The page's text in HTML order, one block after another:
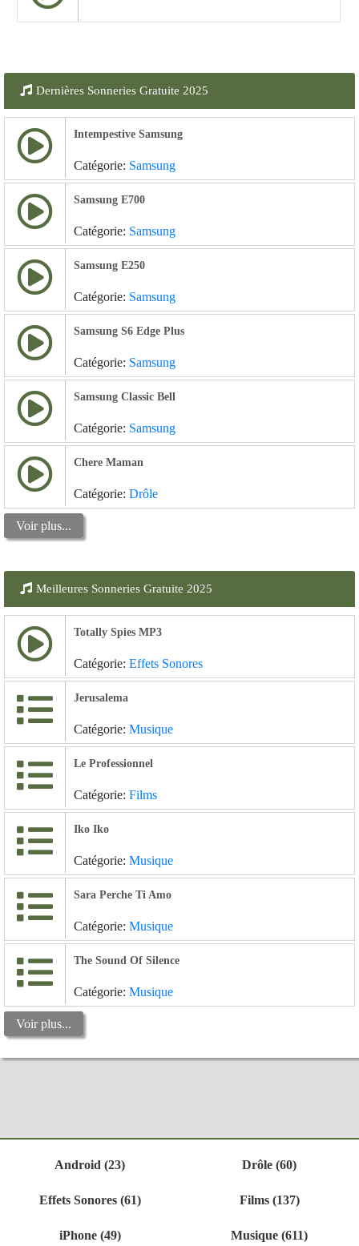
Dernières Sonneries Gratuite 2025
Intempestive Samsung
Catégorie: Samsung
Samsung E700
Catégorie: Samsung
Samsung E250
Catégorie: Samsung
Samsung S6 Edge Plus
Catégorie: Samsung
Samsung Classic Bell
Catégorie: Samsung
Chere Maman
Catégorie: Drôle
Voir plus...
Meilleures Sonneries Gratuite 2025
Totally Spies MP3
Catégorie: Effets Sonores
Jerusalema
Catégorie: Musique
Le Professionnel
Catégorie: Films
Iko Iko
Catégorie: Musique
Sara Perche Ti Amo
Catégorie: Musique
The Sound Of Silence
Catégorie: Musique
Voir plus...
Android (23) Drôle (60)
Effets Sonores (61) Films (137)
iPhone (49) Musique (611)